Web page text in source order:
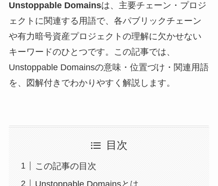
Unstoppable Domainsは、主要チェーン・プロジ
ェクトに関連する用語で、各パブリックチェーン
や有力暗号資産プロジェクトの理解に欠かせない
キーワードのひとつです。この記事では、
Unstoppable Domainsの意味・位置づけ・関連用語
を、図解付きでわかりやすく解説します。
目次
この記事の目次
Unstoppable Domainsとは